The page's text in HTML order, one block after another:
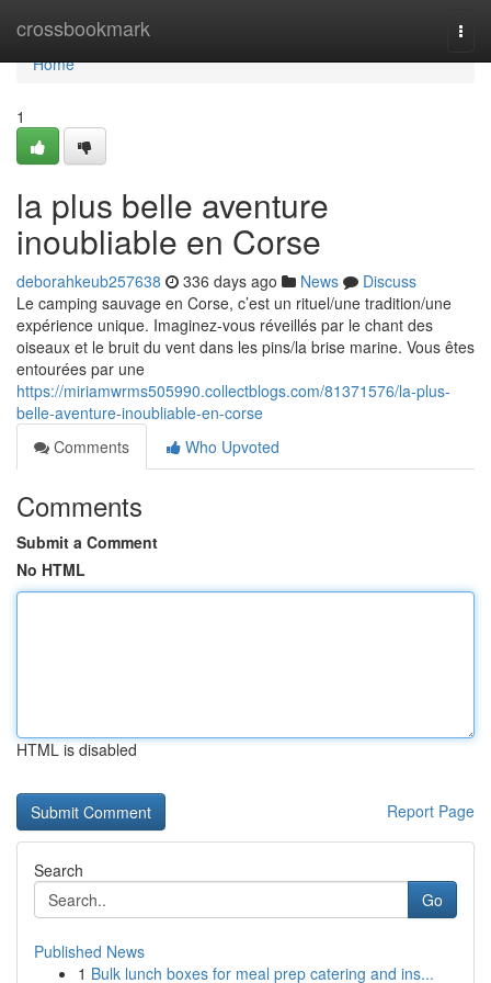
crossbookmark
Home
Home
1
la plus belle aventure
inoubliable en Corse
deborahkeub257638 336 days ago News
Discuss
Le camping sauvage en Corse, c’est un rituel/une tradition/une
expérience unique. Imaginez-vous réveillés par le chant des
oiseaux et le bruit du vent dans les pins/la brise marine. Vous êtes
entourées par une
https://miriamwrms505990.collectblogs.com/81371576/la-plus-
belle-aventure-inoubliable-en-corse
Comments
Who Upvoted
Comments
Submit a Comment
No HTML
HTML is disabled
Report Page
Search
Go
Published News
1 Bulk lunch boxes for meal prep catering and ins...